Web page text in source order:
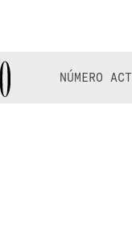
NÚMERO